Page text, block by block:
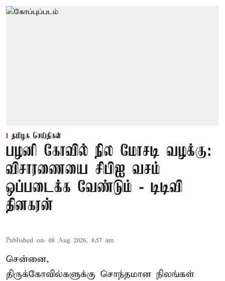
தமிழக செய்திகள்
பழனி கோவில் நில மோசடி வழக்கு:
விசாரணையை சிபிஐ வசம்
ஒப்படைக்க வேண்டும் - டிடிவி
தினகரன்
Published on: 08 Aug 2026, 8:57 am
சென்னை,
திருக்கோவில்களுக்கு சொந்தமான நிலங்கள்